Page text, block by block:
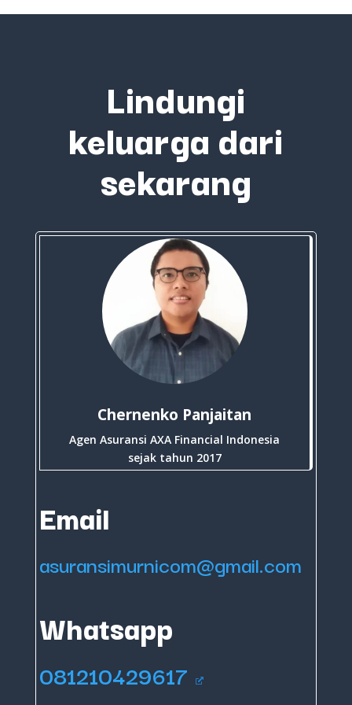
Lindungi
keluarga dari
sekarang
Chernenko Panjaitan
Agen Asuransi AXA Financial Indonesia
sejak tahun 2017
Email
asuransimurnicom@gmail.com
Whatsapp
081210429617